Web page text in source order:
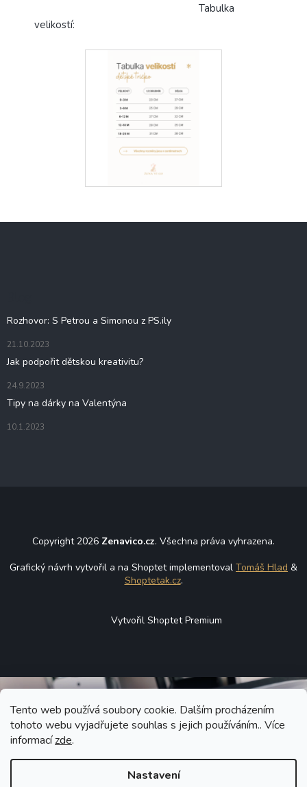
Tento web používá soubory cookie. Dalším procházením
tohoto webu vyjadřujete souhlas s jejich používáním.. Více
informacízde.
Nastavení
Tabulka
velikostí:
Rozhovor: S Petrou a Simonou z PS.ily
21.10.2023
Jak podpořit dětskou kreativitu?
24.9.2023
Tipy na dárky na Valentýna
10.1.2023
Copyright 2026 Zenavico.cz. Všechna práva vyhrazena.
Grafický návrh vytvořil a na Shoptet implementoval Tomáš Hlad &
Shoptetak.cz.
Vytvořil Shoptet Premium